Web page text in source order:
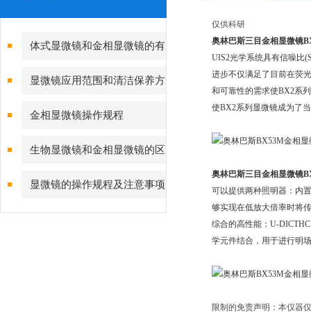
体式显微镜和金相显微镜的有
哪些不同点
显微镜应用范围和清洁保养方
金相显微镜操作规程
生物显微镜和金相显微镜的区
别？
显微镜的操作规程及注意事项
仅供科研
奥林巴斯三目金相显微镜
UIS2光学系统具有信噪比
进步不仅满足了目前在荧
和可靠性的需求使BX2系
使BX2系列显微镜成为了
奥林巴斯三目金相显微镜
可以提供两种照明器：内
够实现在低放大倍率时将
综合的高性能；U-
学元件结合，用于进行明
限制的免责声明：本仪器